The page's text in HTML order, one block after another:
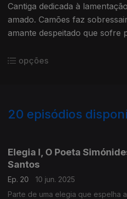
Cantiga dedicada à
amado. Camões faz
amante despeitado que sofre
opções
20 episódios
Elegia I, O Poeta
Santos
Ep. 20
10 jun. 2025
Parte de uma elegia que espelha